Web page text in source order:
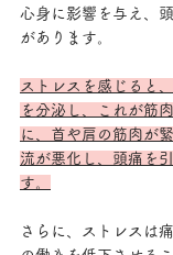
心身に影響を与え、
があります。
ストレスを感じると
を分泌し、これが筋
に、首や肩の筋肉が
流が悪化し、頭痛を
す。
さらに、ストレスは